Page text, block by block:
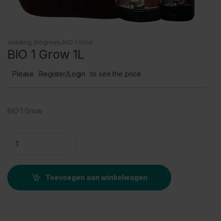
Voeding, Biogreen, BIO 1 Grow
BIO 1 Grow 1L
Please Register/Login to see the price
BIO 1 Grow
Toevoegen aan winkelwagen